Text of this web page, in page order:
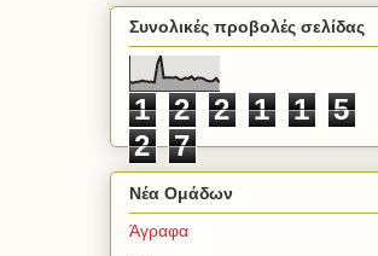
Συνολικές προβολές σελίδας
1 2 2 1 1
5
2
7
Νέα Ομάδων
Άγραφα